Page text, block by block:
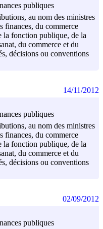
publiques
au nom des ministres
finances, du commerce
la fonction publique, de la
du commerce et du
décisions ou conventions
publiques
au nom des ministres
finances, du commerce
la fonction publique, de la
du commerce et du
décisions ou conventions
14/11/2012
publiques
02/09/2012